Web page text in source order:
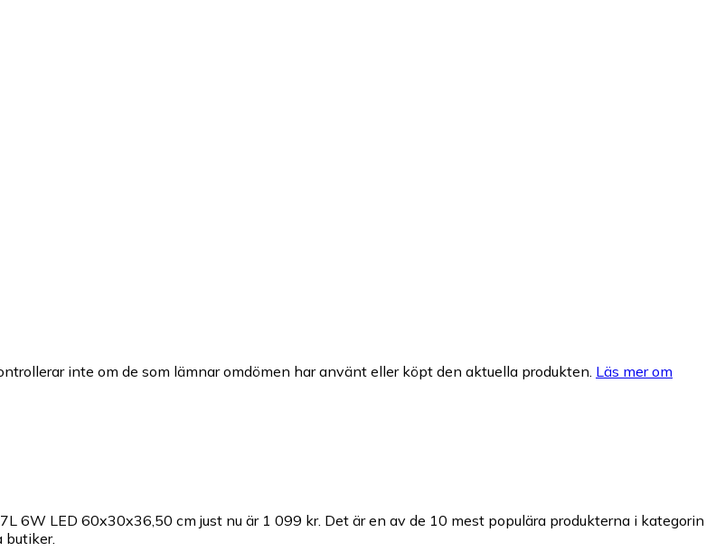
inte om de som lämnar omdömen har använt eller köpt den aktuella produkten. Läs mer om
6W LED 60x30x36,50 cm just nu är 1 099 kr. Det är en av de 10 mest populära produkterna i kategorin
butiker.